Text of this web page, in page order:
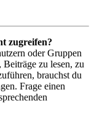
zugreifen?
oder Gruppen
zu lesen, zu
brauchst du
Frage einen